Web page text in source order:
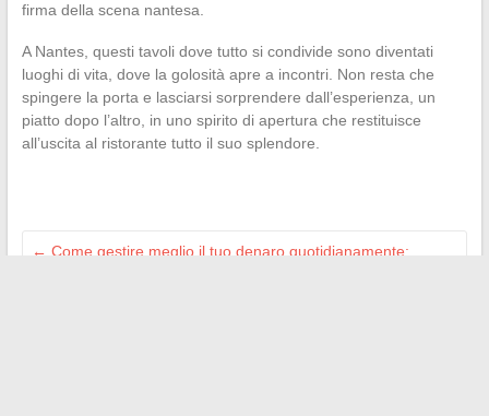
firma della scena nantesa.
A Nantes, questi tavoli dove tutto si condivide sono diventati
luoghi di vita, dove la golosità apre a incontri. Non resta che
spingere la porta e lasciarsi sorprendere dall’esperienza, un
piatto dopo l’altro, in uno spirito di apertura che restituisce
all’uscita al ristorante tutto il suo splendore.
← Come gestire meglio il tuo denaro quotidianamente: